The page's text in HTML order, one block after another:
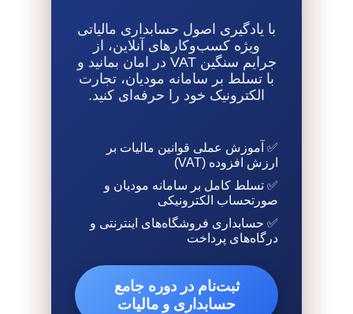
با یادگیری اصول حسابداری مالیاتی
ویژه کسب‌وکارهای آنلاین، از
جرایم سنگین VAT در امان بمانید و
با تسلط بر سامانه مودیان، تجارت
الکترونیک خود را حرفه‌ای کنید.
✅ آموزش عملی قوانین مالیات بر
ارزش افزوده (VAT)
✅ تسلط کامل بر سامانه مودیان و
صورتحساب الکترونیکی
✅ حسابداری فروشگاه‌های اینترنتی و
درگاه‌های پرداخت
ثبت‌نام در دوره جامع
حسابداری و مالیات